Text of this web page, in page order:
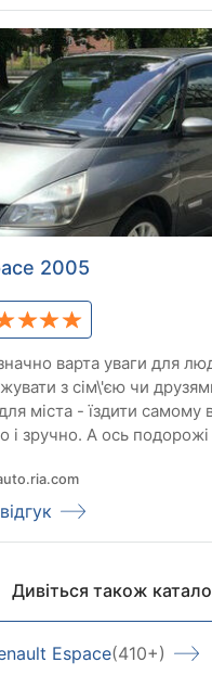
2005
варта уваги для
з сім\'єю чи
міста - їздити самому
і зручно. А ось
Дивіться також
Espace(410+)